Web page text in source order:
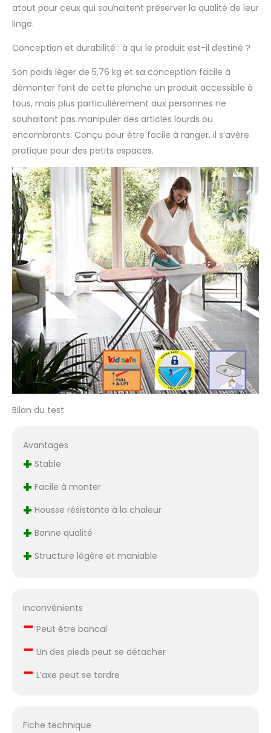
atout pour ceux qui souhaitent préserver la qualité de leur
linge.
Conception et durabilité : à qui le produit est-il destiné ?
Son poids léger de 5,76 kg et sa conception facile à
démonter font de cette planche un produit accessible à
tous, mais plus particulièrement aux personnes ne
souhaitant pas manipuler des articles lourds ou
encombrants. Conçu pour être facile à ranger, il s’avère
pratique pour des petits espaces.
Bilan du test
Avantages
+ Stable
+ Facile à monter
+ Housse résistante à la chaleur
+ Bonne qualité
+ Structure légère et maniable
Inconvénients
– Peut être bancal
– Un des pieds peut se détacher
– L’axe peut se tordre
Fiche technique